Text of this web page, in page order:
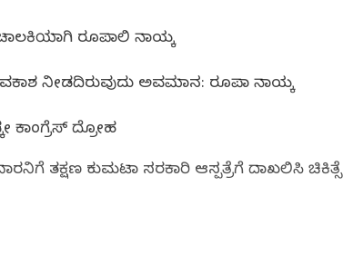
ರೂಪಾಲಿ ನಾಯ್ಕ
ನೀಡದಿರುವುದು ಅವಮಾನ: ರೂಪಾ ನಾಯ್ಕ
ಕಾಂಗ್ರೆಸ್ ದ್ರೋಹ
ತಕ್ಷಣ ಕುಮಟಾ ಸರಕಾರಿ ಆಸ್ಪತ್ರೆಗೆ ದಾಖಲಿಸಿ ಚಿಕಿತ್ಸೆ